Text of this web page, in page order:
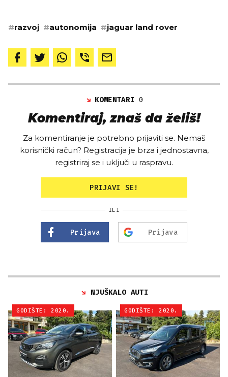
#razvoj #autonomija #jaguar land rover
KOMENTARI0
Komentiraj, znaš da želiš!
Za komentiranje je potrebno prijaviti se. Nemaš
korisnički račun? Registracija je brza i jednostavna,
registriraj se i uključi u raspravu.
PRIJAVI SE!
ILI
Prijava Prijava
NJUŠKALO AUTI
GODIŠTE: 2020. GODIŠTE: 2020.